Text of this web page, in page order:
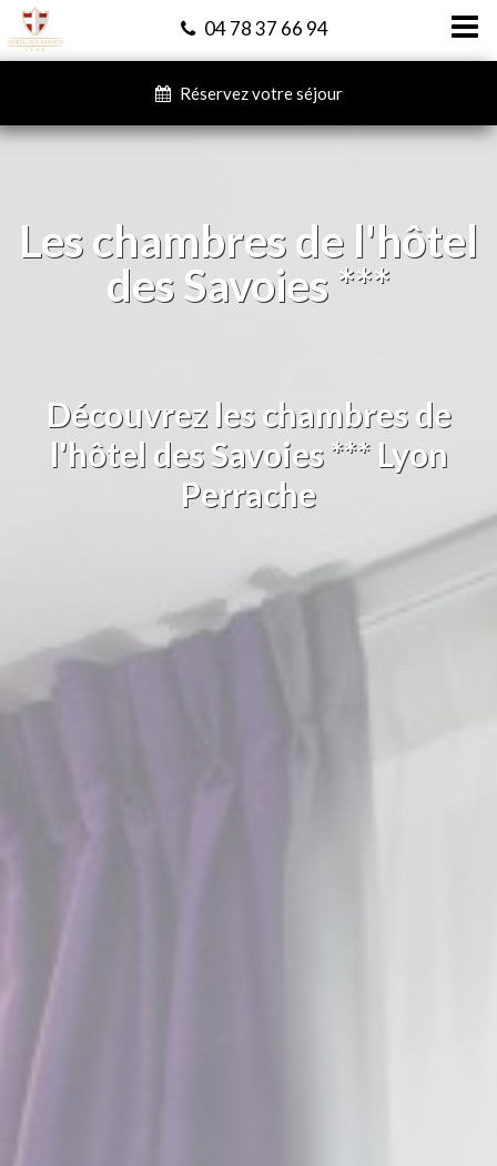
04 78 37 66 94
Réservez votre séjour
Les chambres de l'hôtel
des Savoies ***
Découvrez les chambres de
l'hôtel des Savoies *** Lyon
Perrache